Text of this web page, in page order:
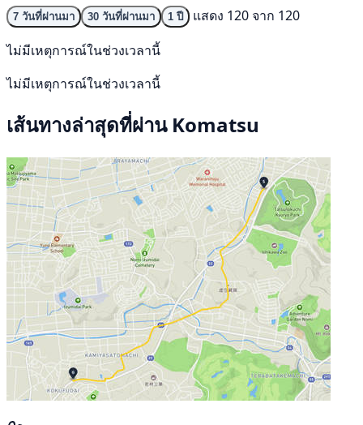
7 วันที่ผ่านมา 30 วันที่ผ่านมา 1 ปี
แสดง 120 จาก 120
ไม่มีเหตุการณ์ในช่วงเวลานี้
ไม่มีเหตุการณ์ในช่วงเวลานี้
เส้นทางล่าสุดที่ผ่าน Komatsu